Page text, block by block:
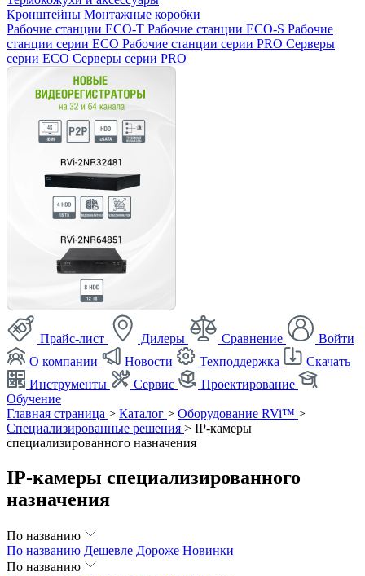
Кронштейны Монтажные коробки
Рабочие станции ECO-T Рабочие станции ECO-S Рабочие
станции серии ECO Рабочие станции серии PRO Серверы
серии ECO Серверы серии PRO
Прайс-лист Дилеры Сравнение
Войти
О компании
Новости Техподдержка
Скачать
Инструменты
Сервис
Проектирование
Обучение
Главная страница > Каталог > Оборудование RVi™ >
Специализированные решения > IP-камеры
специализированного назначения
IP-камеры специализированного
назначения
По названию
По названию Дешевле Дороже Новинки
По названию